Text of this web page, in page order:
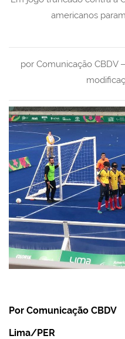
por Comunicação CBDV
americanos
Por Comunicação CBDV
Lima/PER